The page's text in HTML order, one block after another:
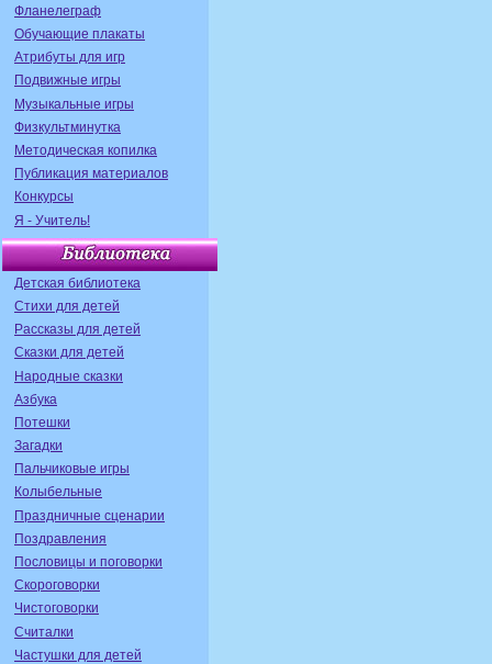
Фланелеграф
Обучающие плакаты
Атрибуты для игр
Подвижные игры
Музыкальные игры
Физкультминутка
Методическая копилка
Публикация материалов
Конкурсы
Я - Учитель!
Детская библиотека
Стихи для детей
Рассказы для детей
Сказки для детей
Народные сказки
Азбука
Потешки
Загадки
Пальчиковые игры
Колыбельные
Праздничные сценарии
Поздравления
Пословицы и поговорки
Скороговорки
Чистоговорки
Считалки
Частушки для детей